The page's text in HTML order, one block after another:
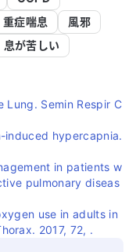
重症喘息
風邪
息が苦しい
Lung. Semin Respir C
induced hypercapnia.
in patients w
pulmonary diseas
use in adults in
2017, 72, .